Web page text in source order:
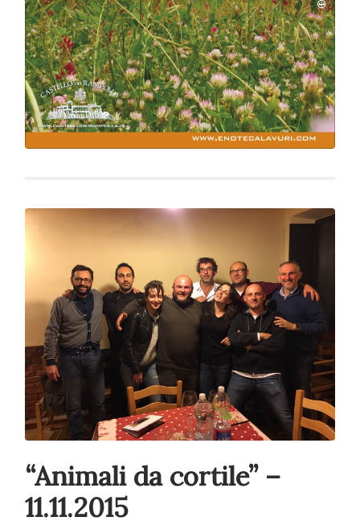
“Animali da cortile” –
11.11.2015